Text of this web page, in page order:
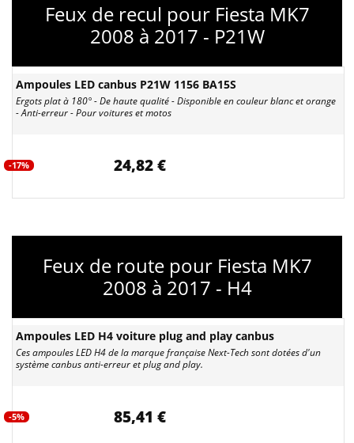
Feux de recul pour Fiesta MK7
2008 à 2017 - P21W
Ampoules LED canbus P21W 1156 BA15S
Ergots plat à 180° - De haute qualité - Disponible en couleur blanc et orange
- Anti-erreur - Pour voitures et motos
-17% 24,82 €
Feux de route pour Fiesta MK7
2008 à 2017 - H4
Ampoules LED H4 voiture plug and play canbus
Ces ampoules LED H4 de la marque française Next-Tech sont dotées d'un
système canbus anti-erreur et plug and play.
-5% 85,41 €